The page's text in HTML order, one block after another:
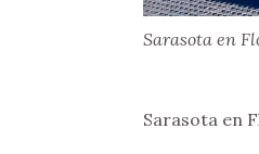
Sarasota en
Sarasota en